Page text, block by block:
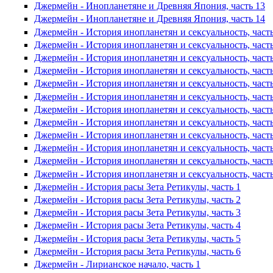
Джермейн - Инопланетяне и Древняя Япония, часть 13
Джермейн - Инопланетяне и Древняя Япония, часть 14
Джермейн - История инопланетян и сексуальность,
Джермейн - История инопланетян и сексуальность,
Джермейн - История инопланетян и сексуальность,
Джермейн - История инопланетян и сексуальность,
Джермейн - История инопланетян и сексуальность,
Джермейн - История инопланетян и сексуальность,
Джермейн - История инопланетян и сексуальность,
Джермейн - История инопланетян и сексуальность,
Джермейн - История инопланетян и сексуальность,
Джермейн - История инопланетян и сексуальность,
Джермейн - История инопланетян и сексуальность,
Джермейн - История инопланетян и сексуальность,
Джермейн - История расы Зета Ретикулы, часть 1
Джермейн - История расы Зета Ретикулы, часть 2
Джермейн - История расы Зета Ретикулы, часть 3
Джермейн - История расы Зета Ретикулы, часть 4
Джермейн - История расы Зета Ретикулы, часть 5
Джермейн - История расы Зета Ретикулы, часть 6
Джермейн - Лирианское начало, часть 1